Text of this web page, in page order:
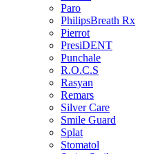
Paro
PhilipsBreath Rx
Pierrot
PresiDENT
Punchale
R.O.C.S
Rasyan
Remars
Silver Care
Smile Guard
Splat
Stomatol